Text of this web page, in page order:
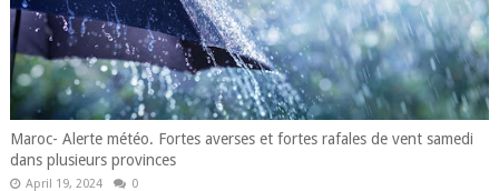
Maroc- Alerte météo. Fortes averses et fortes rafales de vent samedi
dans plusieurs provinces
April 19, 2024 0